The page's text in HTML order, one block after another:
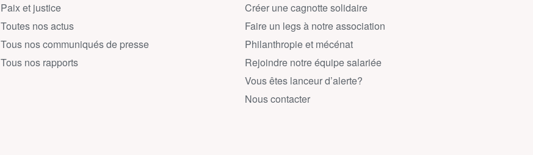
Paix et justice
Toutes nos actus
Tous nos communiqués de presse
Tous nos rapports
Créer une cagnotte solidaire
Faire un legs à notre association
Philanthropie et mécénat
Rejoindre notre équipe salariée
Vous êtes lanceur d’alerte?
Nous contacter